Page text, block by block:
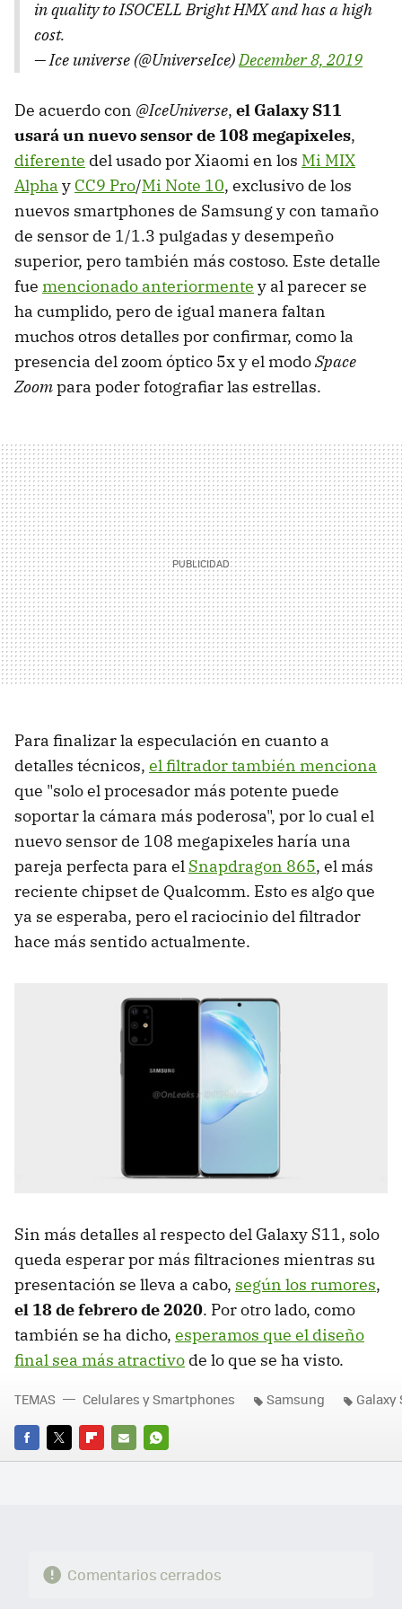
in quality to ISOCELL Bright HMX and has a high
cost.
— Ice universe (@UniverseIce)December 8, 2019
De acuerdo con @IceUniverse, el Galaxy S11
usará un nuevo sensor de 108 megapixeles,
diferente del usado por Xiaomi en los Mi MIX
Alpha y CC9 Pro/Mi Note 10, exclusivo de los
nuevos smartphones de Samsung y con tamaño
de sensor de 1/1.3 pulgadas y desempeño
superior, pero también más costoso. Este detalle
fue mencionado anteriormente y al parecer se
ha cumplido, pero de igual manera faltan
muchos otros detalles por confirmar, como la
presencia del zoom óptico 5x y el modoSpace
Zoompara poder fotografiar las estrellas.
Para finalizar la especulación en cuanto a
detalles técnicos, el filtrador también menciona
que "solo el procesador más potente puede
soportar la cámara más poderosa", por lo cual el
nuevo sensor de 108 megapixeles haría una
pareja perfecta para el Snapdragon 865, el más
reciente chipset de Qualcomm. Esto es algo que
ya se esperaba, pero el raciocinio del filtrador
hace más sentido actualmente.
Sin más detalles al respecto del Galaxy S11, solo
queda esperar por más filtraciones mientras su
presentación se lleva a cabo, según los rumores,
el 18 de febrero de 2020. Por otro lado, como
también se ha dicho, esperamos que el diseño
final sea más atractivo de lo que se ha visto.
FACEBOOK
TWITTERFLIPBOARD
E-
WHATSAPP
TEMAS Celulares y Smartphones Samsung Galaxy
Comentarios cerrados